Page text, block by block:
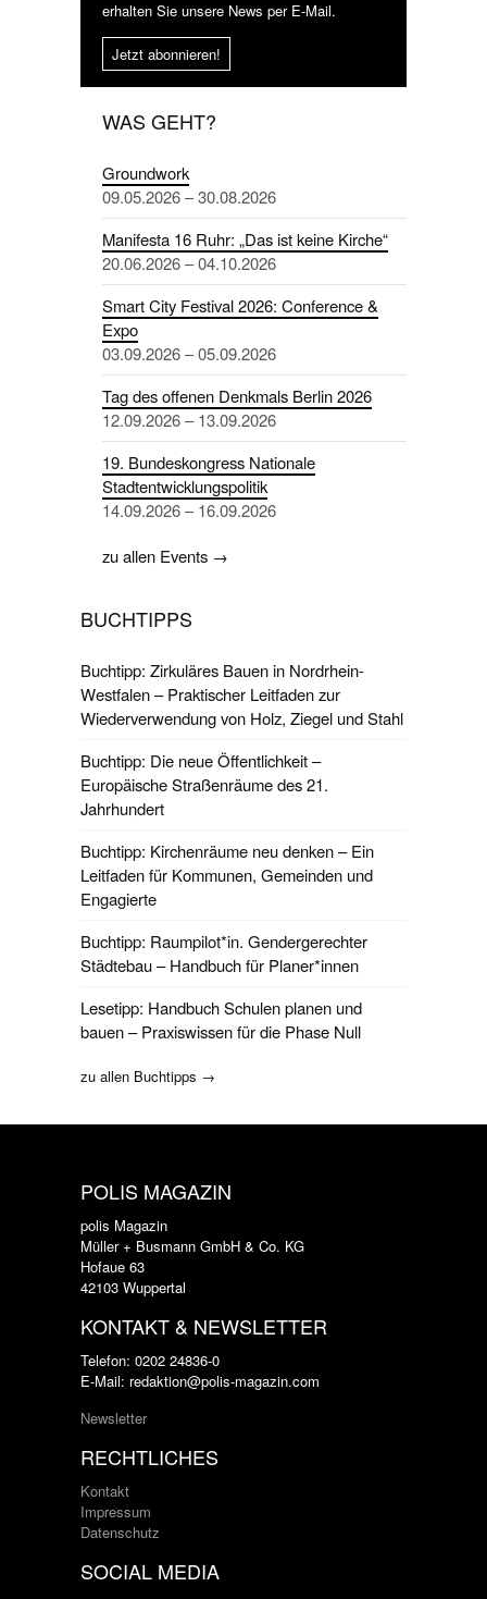
erhalten Sie unsere News per E-Mail.
Jetzt abonnieren!
WAS GEHT?
Groundwork
09.05.2026 – 30.08.2026
Manifesta 16 Ruhr: „Das ist keine Kirche“
20.06.2026 – 04.10.2026
Smart City Festival 2026: Conference &
Expo
03.09.2026 – 05.09.2026
Tag des offenen Denkmals Berlin 2026
12.09.2026 – 13.09.2026
19. Bundeskongress Nationale
Stadtentwicklungspolitik
14.09.2026 – 16.09.2026
zu allen Events →
BUCHTIPPS
Buchtipp: Zirkuläres Bauen in Nordrhein-
Westfalen – Praktischer Leitfaden zur
Wiederverwendung von Holz, Ziegel und Stahl
Buchtipp: Die neue Öffentlichkeit –
Europäische Straßenräume des 21.
Jahrhundert
Buchtipp: Kirchenräume neu denken – Ein
Leitfaden für Kommunen, Gemeinden und
Engagierte
Buchtipp: Raumpilot*in. Gendergerechter
Städtebau – Handbuch für Planer*innen
Lesetipp: Handbuch Schulen planen und
bauen – Praxiswissen für die Phase Null
zu allen Buchtipps →
POLIS MAGAZIN
polis Magazin
Müller + Busmann GmbH & Co. KG
Hofaue 63
42103 Wuppertal
KONTAKT & NEWSLETTER
Telefon: 0202 24836-0
E-Mail: redaktion@polis-magazin.com
Newsletter
RECHTLICHES
Kontakt
Impressum
Datenschutz
SOCIAL MEDIA